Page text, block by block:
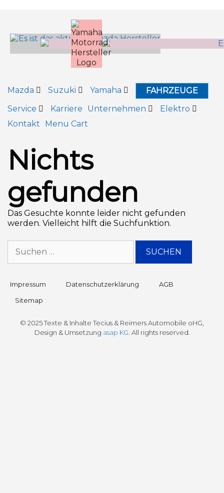
Mazda Suzuki Yamaha
FAHRZEUGE
Service
Karriere Unternehmen
Elektro
Kontakt
Menu Cart
Nichts
gefunden
Das Gesuchte konnte leider nicht gefunden
werden. Vielleicht hilft die Suchfunktion.
Impressum Datenschutz­erklärung
AGB
Sitemap
© 2025 Texte & Inhalte Tecius & Reimers Automobile oHG,
Design & Umsetzung asap KG . All rights reserved.